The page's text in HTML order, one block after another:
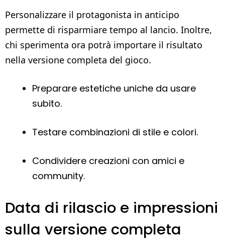
Personalizzare il protagonista in anticipo
permette di risparmiare tempo al lancio. Inoltre,
chi sperimenta ora potrà importare il risultato
nella versione completa del gioco.
Preparare estetiche uniche da usare
subito.
Testare combinazioni di stile e colori.
Condividere creazioni con amici e
community.
Data di rilascio e impressioni
sulla versione completa